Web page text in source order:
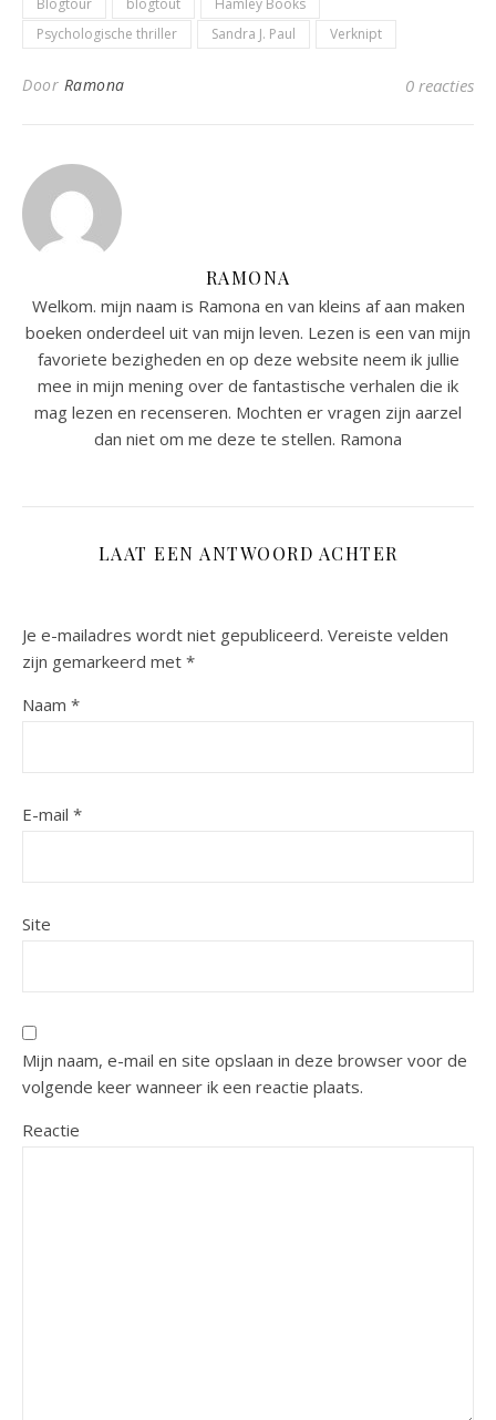
Blogtour blogtout
Hamley Books
Psychologische thriller
Sandra J. Paul Verknipt
Door Ramona 0 reacties
RAMONA
Welkom. mijn naam is Ramona en van kleins af aan maken
boeken onderdeel uit van mijn leven. Lezen is een van mijn
favoriete bezigheden en op deze website neem ik jullie
mee in mijn mening over de fantastische verhalen die ik
mag lezen en recenseren. Mochten er vragen zijn aarzel
dan niet om me deze te stellen. Ramona
LAAT EEN ANTWOORD ACHTER
Je e-mailadres wordt niet gepubliceerd. Vereiste velden
zijn gemarkeerd met *
Naam *
E-mail *
Site
Mijn naam, e-mail en site opslaan in deze browser voor de
volgende keer wanneer ik een reactie plaats.
Reactie